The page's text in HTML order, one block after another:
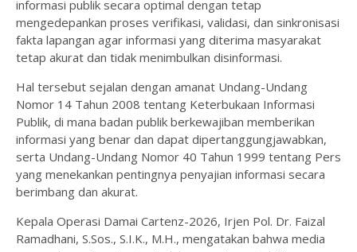
informasi publik secara optimal dengan tetap
mengedepankan proses verifikasi, validasi, dan sinkronisasi
fakta lapangan agar informasi yang diterima masyarakat
tetap akurat dan tidak menimbulkan disinformasi.
Hal tersebut sejalan dengan amanat Undang-Undang
Nomor 14 Tahun 2008 tentang Keterbukaan Informasi
Publik, di mana badan publik berkewajiban memberikan
informasi yang benar dan dapat dipertanggungjawabkan,
serta Undang-Undang Nomor 40 Tahun 1999 tentang Pers
yang menekankan pentingnya penyajian informasi secara
berimbang dan akurat.
Kepala Operasi Damai Cartenz-2026, Irjen Pol. Dr. Faizal
Ramadhani, S.Sos., S.I.K., M.H., mengatakan bahwa media